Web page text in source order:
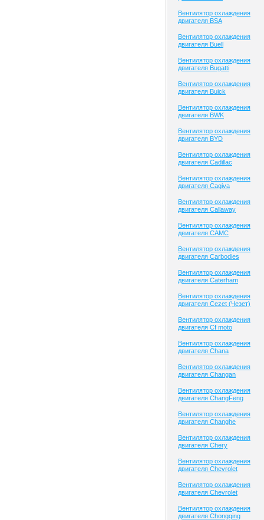
Вентилятор охлаждения
двигателя BSA
Вентилятор охлаждения
двигателя Buell
Вентилятор охлаждения
двигателя Bugatti
Вентилятор охлаждения
двигателя Buick
Вентилятор охлаждения
двигателя BWK
Вентилятор охлаждения
двигателя BYD
Вентилятор охлаждения
двигателя Cadillac
Вентилятор охлаждения
двигателя Cagiva
Вентилятор охлаждения
двигателя Callaway
Вентилятор охлаждения
двигателя CAMC
Вентилятор охлаждения
двигателя Carbodies
Вентилятор охлаждения
двигателя Caterham
Вентилятор охлаждения
двигателя Cezet (Чезет)
Вентилятор охлаждения
двигателя Cf moto
Вентилятор охлаждения
двигателя Chana
Вентилятор охлаждения
двигателя Changan
Вентилятор охлаждения
двигателя ChangFeng
Вентилятор охлаждения
двигателя Changhe
Вентилятор охлаждения
двигателя Chery
Вентилятор охлаждения
двигателя Chevrolet
Вентилятор охлаждения
двигателя Chevrolet
Вентилятор охлаждения
двигателя Chongqing